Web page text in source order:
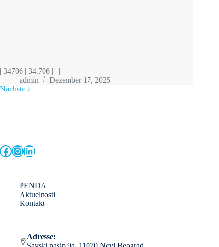
| 34706 | 34.706 | | |
admin
Dezember 17, 2025
Nächste
Facebook
Instagram
LinkedIn
PENDA
Aktuelnosti
Kontakt
Adresse:
Savski nasip 9a, 11070 Novi Beograd